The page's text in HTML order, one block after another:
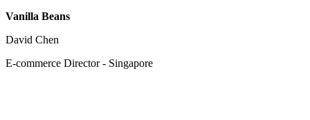
Vanilla Beans
David Chen
E-commerce Director- Singapore